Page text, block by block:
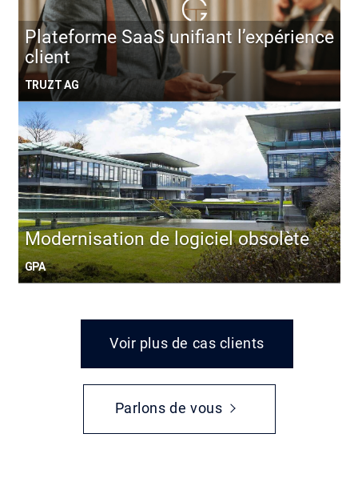
Plateforme SaaS unifiant l’expérience
client
TRUZT AG
Modernisation de logiciel obsolète
GPA
Voir plus de cas clients
Parlons de vous